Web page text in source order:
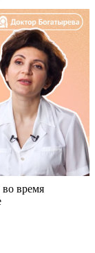
время